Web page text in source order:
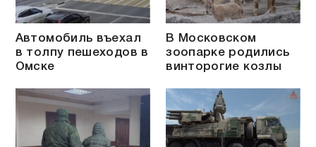
Автомобиль въехал
в толпу пешеходов в
Омске
В Московском
зоопарке родились
винторогие козлы